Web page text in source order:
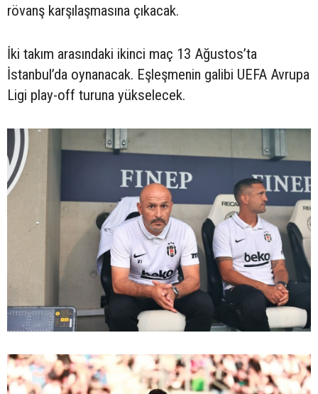
rövanş karşılaşmasına çıkacak.
İki takım arasındaki ikinci maç 13 Ağustos’ta
İstanbul’da oynanacak. Eşleşmenin galibi UEFA Avrupa
Ligi play-off turuna yükselecek.